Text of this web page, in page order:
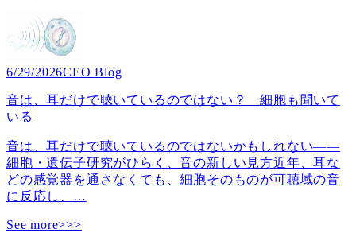
6/29/2026CEO Blog
音は、耳だけで聴いているのではない？ 細胞も聞いて
いる
音は、耳だけで聴いているのではないかもしれない――
細胞・遺伝子研究がひらく、音の新しい見方近年、耳な
どの感覚器を通さなくても、細胞そのものが可聴域の音
に反応し、 …
See more>>>